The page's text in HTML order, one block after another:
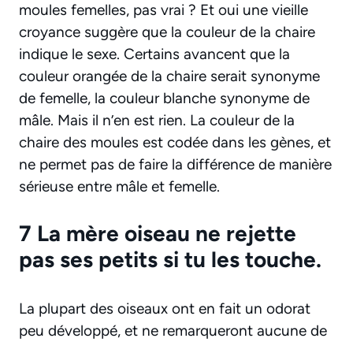
moules femelles, pas vrai ? Et oui une vieille
croyance suggère que la couleur de la chaire
indique le sexe. Certains avancent que la
couleur orangée de la chaire serait synonyme
de femelle, la couleur blanche synonyme de
mâle. Mais il n’en est rien. La couleur de la
chaire des moules est codée dans les gènes, et
ne permet pas de faire la différence de manière
sérieuse entre mâle et femelle.
7 La mère oiseau ne rejette
pas ses petits si tu les touche.
La plupart des oiseaux ont en fait un odorat
peu développé, et ne remarqueront aucune de